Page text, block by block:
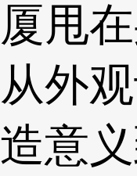
厦甩
从外
造意